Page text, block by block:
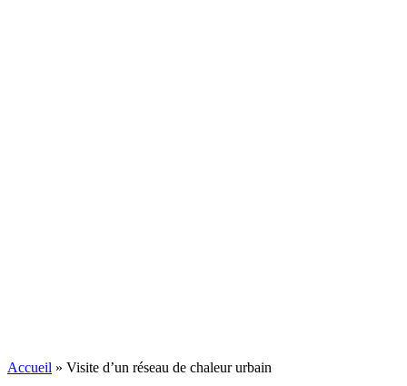
Accueil » Visite d’un réseau de chaleur urbain